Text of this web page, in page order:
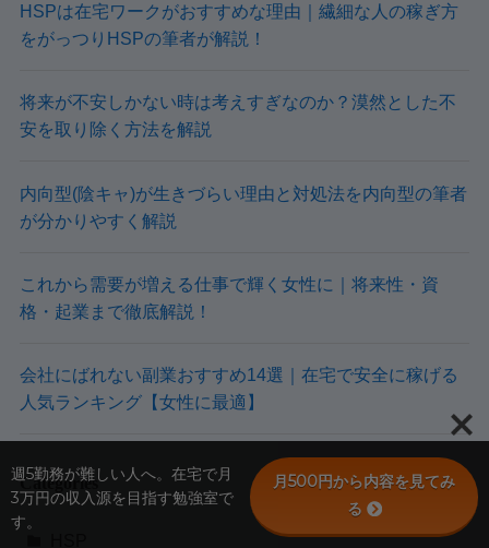
HSPは在宅ワークがおすすめな理由｜繊細な人の稼ぎ方
をがっつりHSPの筆者が解説！
将来が不安しかない時は考えすぎなのか？漠然とした不
安を取り除く方法を解説
内向型(陰キャ)が生きづらい理由と対処法を内向型の筆者
が分かりやすく解説
これから需要が増える仕事で輝く女性に｜将来性・資
格・起業まで徹底解説！
会社にばれない副業おすすめ14選｜在宅で安全に稼げる
人気ランキング【女性に最適】
Categories
週5勤務が難しい人へ。在宅で月
3万円の収入源を目指す勉強室で
す。
月500円から内容を見てみ
る